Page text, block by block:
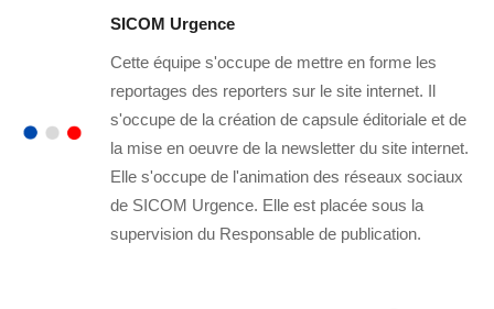
SICOM Urgence
Cette équipe s'occupe de mettre en forme les
reportages des reporters sur le site internet. Il
s'occupe de la création de capsule éditoriale et de
la mise en oeuvre de la newsletter du site internet.
Elle s'occupe de l'animation des réseaux sociaux
de SICOM Urgence. Elle est placée sous la
supervision du Responsable de publication.